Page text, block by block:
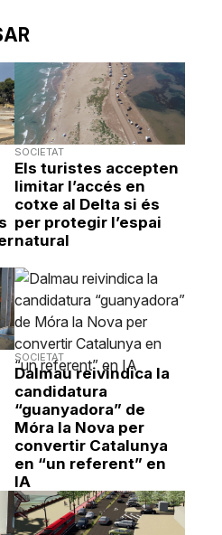
SOCIETAT
Els turistes accepten
limitar l’accés en
cotxe al Delta si és
per protegir l’espai
natural
SOCIETAT
Dalmau reivindica la
candidatura
“guanyadora” de
Móra la Nova per
convertir Catalunya
en “un referent” en
IA